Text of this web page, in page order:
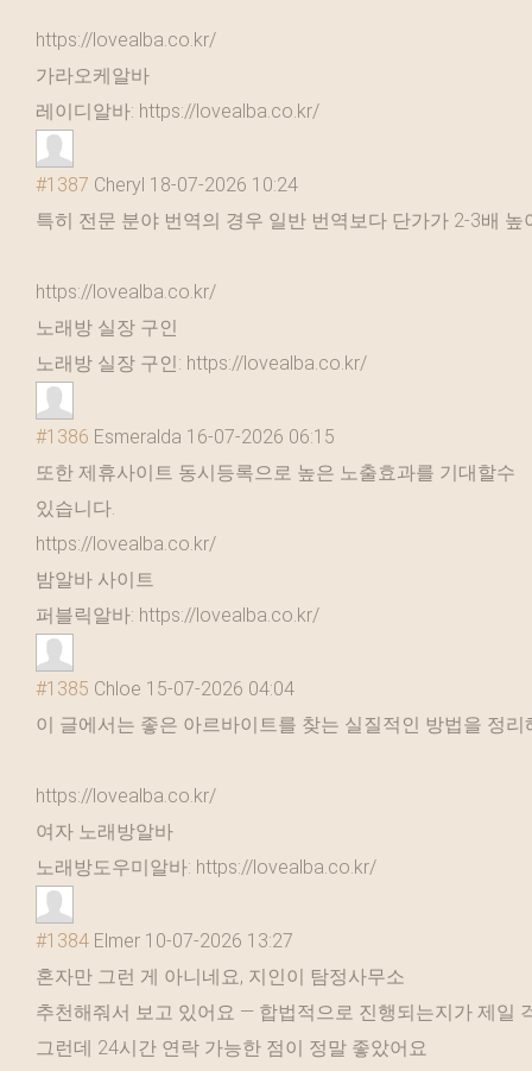
https://lovealba.co.kr/
가라오케알바
레이디알바: https://lovealba.co.kr/
#1387 Cheryl 18-07-2026 10:24
특히 전문 분야 번역의 경우 일반 번역보다 단가가 2-3배
https://lovealba.co.kr/
노래방 실장 구인
노래방 실장 구인: https://lovealba.co.kr/
#1386 Esmeralda 16-07-2026 06:15
또한 제휴사이트 동시등록으로 높은 노출효과를 기대할수
있습니다.
https://lovealba.co.kr/
밤알바 사이트
퍼블릭알바: https://lovealba.co.kr/
#1385 Chloe 15-07-2026 04:04
이 글에서는 좋은 아르바이트를 찾는 실질적인 방법을 정리
https://lovealba.co.kr/
여자 노래방알바
노래방도우미알바: https://lovealba.co.kr/
#1384 Elmer 10-07-2026 13:27
혼자만 그런 게 아니네요, 지인이 탐정사무소
추천해줘서 보고 있어요 — 합법적으로 진행되는지가 제일
그런데 24시간 연락 가능한 점이 정말 좋았어요